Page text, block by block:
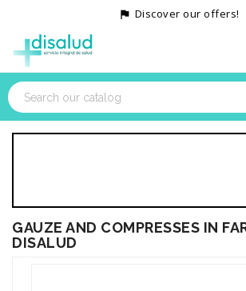
 Discover our offers!
GAUZE AND COMPRESSES IN
DISALUD